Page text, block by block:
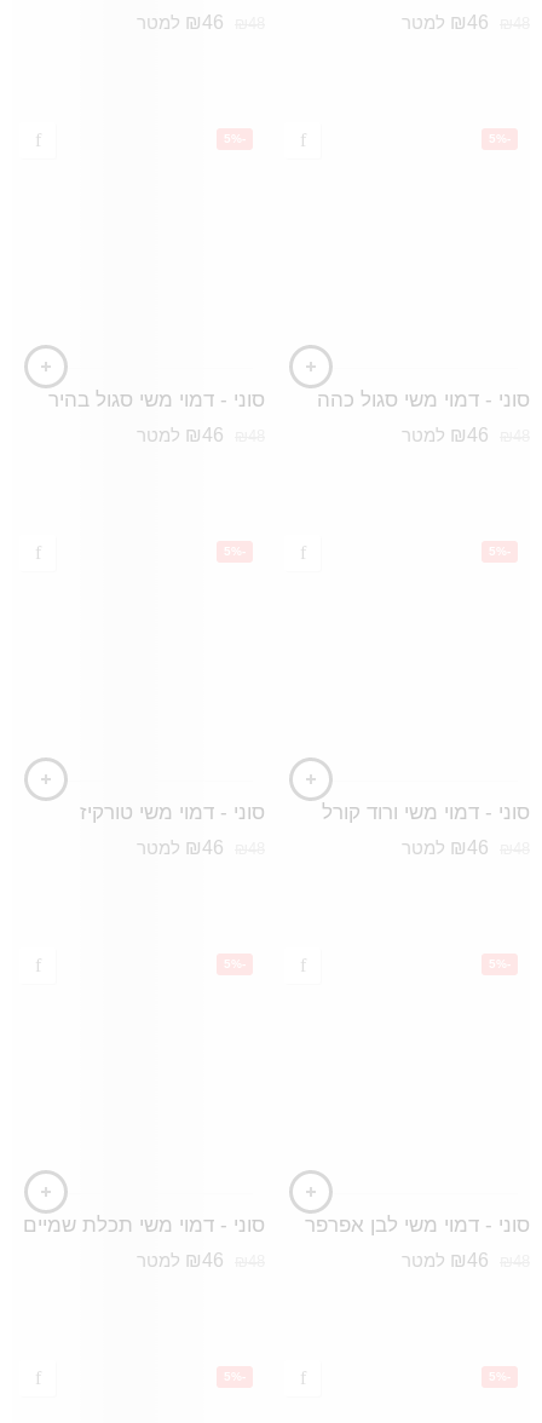
₪46 למטר ₪46 למטר
-5%
סוני - דמוי משי סגול כהה
₪46 למטר
-5%
סוני - דמוי משי סגול בהיר
₪46 למטר
-5%
סוני - דמוי משי ורוד קורל
₪46 למטר
-5%
סוני - דמוי משי טורקיז
₪46 למטר
-5%
סוני - דמוי משי לבן אפרפר
₪46 למטר
-5%
סוני - דמוי משי תכלת שמיים
₪46 למטר
-5%
-5%